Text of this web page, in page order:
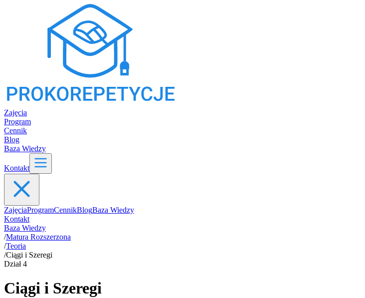
Zajęcia
Program
Cennik
Blog
Baza Wiedzy
Kontakt
ZajęciaProgramCennikBlogBaza Wiedzy
Kontakt
Baza Wiedzy
/Matura Rozszerzona
/Teoria
/Ciągi i Szeregi
Dział4
Ciągi i Szeregi